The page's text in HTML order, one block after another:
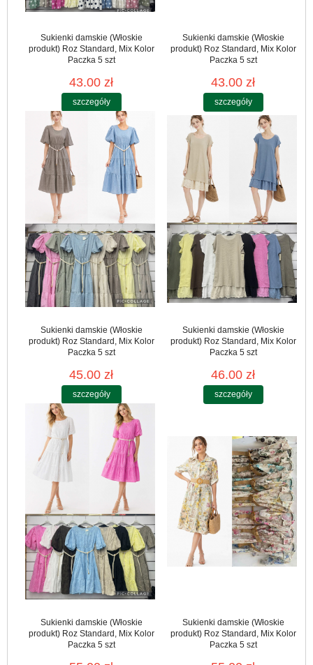
Sukienki damskie (Włoskie
produkt) Roz Standard, Mix Kolor
Paczka 5 szt
43.00 zł
szczegóły
Sukienki damskie (Włoskie
produkt) Roz Standard, Mix Kolor
Paczka 5 szt
43.00 zł
szczegóły
Sukienki damskie (Włoskie
produkt) Roz Standard, Mix Kolor
Paczka 5 szt
45.00 zł
szczegóły
Sukienki damskie (Włoskie
produkt) Roz Standard, Mix Kolor
Paczka 5 szt
46.00 zł
szczegóły
Sukienki damskie (Włoskie
produkt) Roz Standard, Mix Kolor
Paczka 5 szt
Sukienki damskie (Włoskie
produkt) Roz Standard, Mix Kolor
Paczka 5 szt